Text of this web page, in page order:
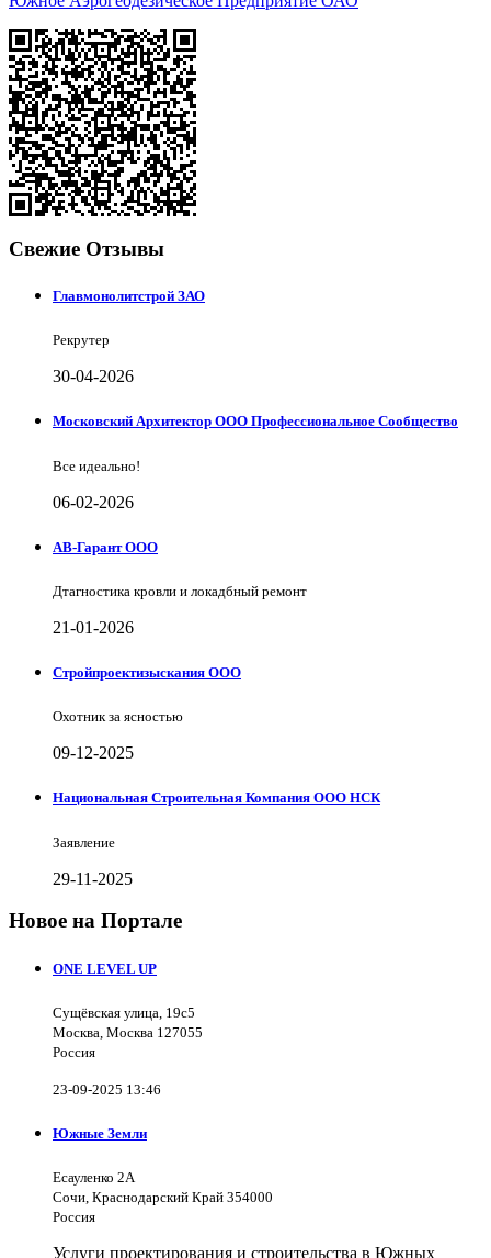
Свежие Отзывы
Главмонолитстрой ЗАО
Рекрутер
30-04-2026
Московский Архитектор ООО Профессиональное Сообщество
Все идеально!
06-02-2026
АВ-Гарант ООО
Дтагностика кровли и локадбный ремонт
21-01-2026
Стройпроектизыскания ООО
Охотник за ясностью
09-12-2025
Национальная Строительная Компания ООО НСК
Заявление
29-11-2025
Новое на Портале
ONE LEVEL UP
Сущёвская улица, 19с5
Москва, Москва 127055
Россия
23-09-2025 13:46
Южные Земли
Есауленко 2А
Сочи, Краснодарский Край 354000
Россия
Услуги проектирования и строительства в Южных